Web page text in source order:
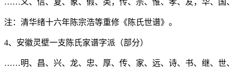
……义、信、复、象、假、类，传、宗、惟、孝、友，华、
注：清华绪十六年陈宗浩等重修《陈氏世谱》。
4、安徽灵壁一支陈氏家谱字派（部分）
……明、昌、兴、龙、忠、厚、传、家、远、诗、书、继、